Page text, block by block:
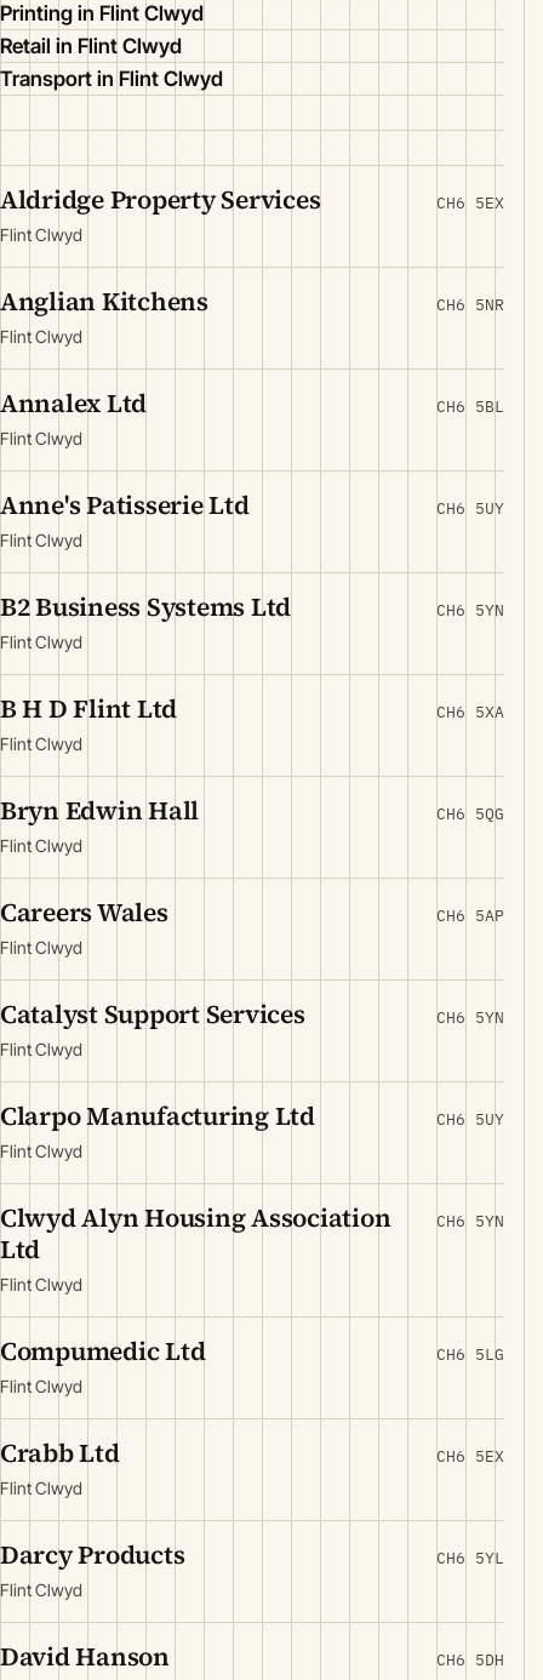
Printing in Flint Clwyd
Retail in Flint Clwyd
Transport in Flint Clwyd
Aldridge Property Services
Flint Clwyd
CH6 5EX
Anglian Kitchens
Flint Clwyd
CH6 5NR
Annalex Ltd
Flint Clwyd
CH6 5BL
Anne's Patisserie Ltd
Flint Clwyd
CH6 5UY
B2 Business Systems Ltd
Flint Clwyd
CH6 5YN
B H D Flint Ltd
Flint Clwyd
CH6 5XA
Bryn Edwin Hall
Flint Clwyd
CH6 5QG
Careers Wales
Flint Clwyd
CH6 5AP
Catalyst Support Services
Flint Clwyd
CH6 5YN
Clarpo Manufacturing Ltd
Flint Clwyd
CH6 5UY
Clwyd Alyn Housing Association
Ltd
Flint Clwyd
CH6 5YN
Compumedic Ltd
Flint Clwyd
CH6 5LG
Crabb Ltd
Flint Clwyd
CH6 5EX
Darcy Products
Flint Clwyd
CH6 5YL
David Hanson CH6 5DH